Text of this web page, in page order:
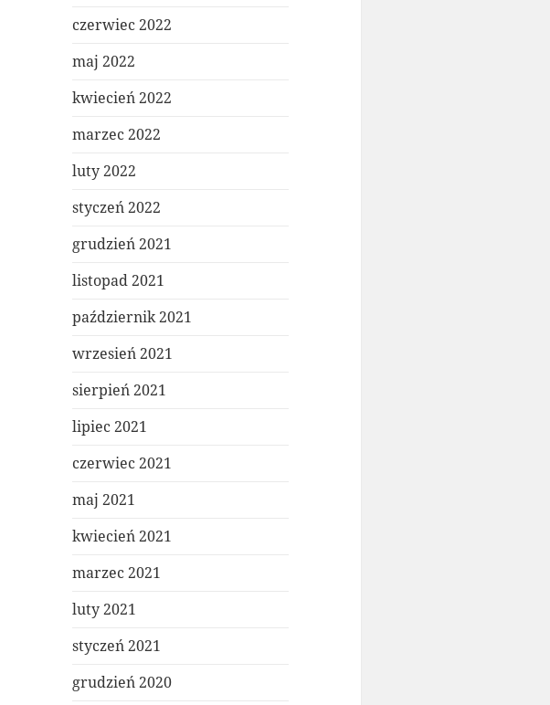
czerwiec 2022
maj 2022
kwiecień 2022
marzec 2022
luty 2022
styczeń 2022
grudzień 2021
listopad 2021
październik 2021
wrzesień 2021
sierpień 2021
lipiec 2021
czerwiec 2021
maj 2021
kwiecień 2021
marzec 2021
luty 2021
styczeń 2021
grudzień 2020